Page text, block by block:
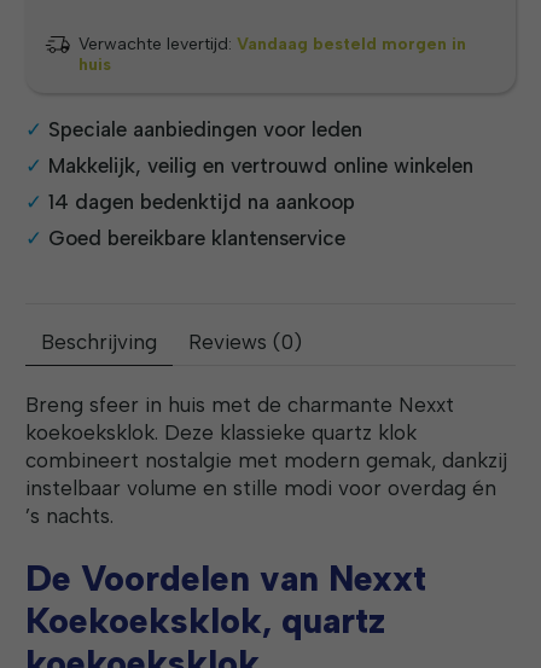
Verwachte levertijd: Vandaag besteld morgen in
huis
Speciale aanbiedingen voor leden
Makkelijk, veilig en vertrouwd online winkelen
14 dagen bedenktijd na aankoop
Goed bereikbare klantenservice
Beschrijving Reviews (0)
Breng sfeer in huis met de charmante Nexxt
koekoeksklok. Deze klassieke quartz klok
combineert nostalgie met modern gemak, dankzij
instelbaar volume en stille modi voor overdag én
’s nachts.
De Voordelen van Nexxt
Koekoeksklok, quartz